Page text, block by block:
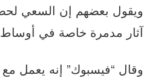
ويقول بعضهم إن السعي
آثار مدمرة خاصة في
وقال “فيسبوك” إنه يعمل